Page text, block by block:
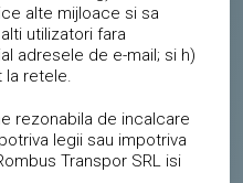
alte mijloace si sa
utilizatori fara
adresele de e-mail; si h)
la retele.
rezonabila de incalcare
legii sau impotriva
Transpor SRL isi